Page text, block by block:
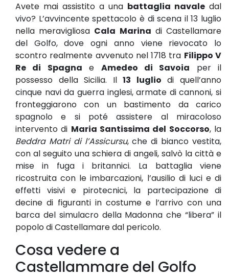
Avete mai assistito a una battaglia navale dal
vivo? L’avvincente spettacolo è di scena il 13 luglio
nella meravigliosa Cala Marina di Castellamare
del Golfo, dove ogni anno viene rievocato lo
scontro realmente avvenuto nel 1718 tra Filippo V
Re di Spagna e Amedeo di Savoia per il
possesso della Sicilia. Il13 luglio di quell’anno
cinque navi da guerra inglesi, armate di cannoni, si
fronteggiarono con un bastimento da carico
spagnolo e si poté assistere al miracoloso
intervento di Maria Santissima del Soccorso, la
Beddra Matri di l’Assicursu, che di bianco vestita,
con al seguito una schiera di angeli, salvò la città e
mise in fuga i britannici. La battaglia viene
ricostruita con le imbarcazioni, l’ausilio di luci e di
effetti visivi e pirotecnici, la partecipazione di
decine di figuranti in costume e l’arrivo con una
barca del simulacro della Madonna che “libera” il
popolo di Castellamare dal pericolo.
Cosa vedere a
Castellammare del Golfo